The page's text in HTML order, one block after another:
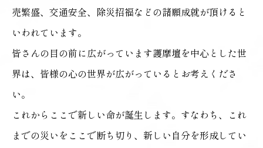
売繁盛、交通安全、除災招福などの諸願成就が頂けると
いわれています。
皆さんの目の前に広がっています護摩壇を中心とした世
界は、皆様の心の世界が広がっているとお考えくださ
い。
これからここで新しい命が誕生します。すなわち、これ
までの災いをここで断ち切り、新しい自分を形成してい